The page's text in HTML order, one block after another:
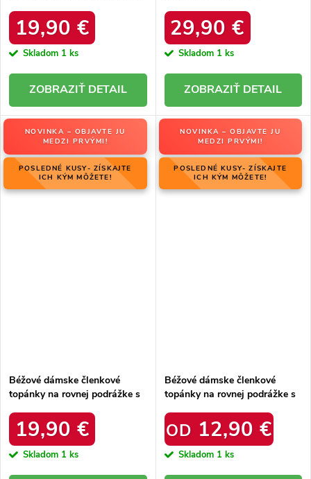
20216-4F LIGHT BEIGE
19,90 €
Skladom 1 ks
DETAIL
kód produktu C-277 BEIGE
29,90 €
Skladom 1 ks
DETAIL
NOVINKA – OBJAVTE JU
MEDZI PRVÝMI!
POSLEDNÉ KUSY- ZÍSKAJTE
ICH KÝM MÔŽETE!
Béžové dámske členkové
topánky na rovnej podrážke s
NB577P BEIGE
19,90 €
Skladom 1 ks
NOVINKA – OBJAVTE JU
MEDZI PRVÝMI!
POSLEDNÉ KUSY- ZÍSKAJTE
ICH KÝM MÔŽETE!
Béžové dámske členkové
topánky na rovnej podrážke s
zdobeniami, kód produktu
NJSK 8358 BEIGE
OD 12,90 €
Skladom 1 ks